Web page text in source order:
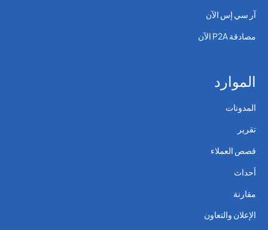
آر سي إس الآن
مصادقة P2A الآن
الموارد
المدونات
تقرير
قصص العملاء
أحداث
مقارنة
الإعلان والتعاون